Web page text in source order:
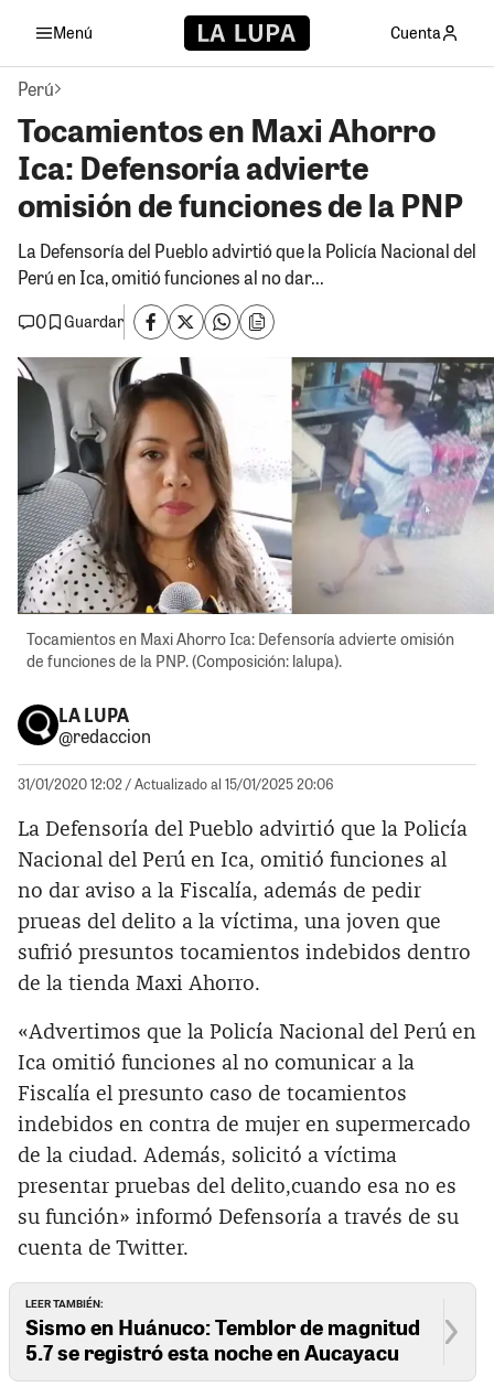
Menú Cuenta
Perú
Tocamientos en Maxi Ahorro
Ica: Defensoría advierte
omisión de funciones de la PNP
La Defensoría del Pueblo advirtió que la Policía Nacional del
Perú en Ica, omitió funciones al no dar...
0
Guardar
Tocamientos en Maxi Ahorro Ica: Defensoría advierte omisión
de funciones de la PNP. (Composición: lalupa).
LA LUPA
@redaccion
31/01/2020 12:02/ Actualizado al 15/01/2025 20:06
La Defensoría del Pueblo advirtió que la Policía
Nacional del Perú en Ica, omitió funciones al
no dar aviso a la Fiscalía, además de pedir
prueas del delito a la víctima, una joven que
sufrió presuntos tocamientos indebidos dentro
de la tienda Maxi Ahorro.
«Advertimos que la Policía Nacional del Perú en
Ica omitió funciones al no comunicar a la
Fiscalía el presunto caso de tocamientos
indebidos en contra de mujer en supermercado
de la ciudad. Además, solicitó a víctima
presentar pruebas del delito,cuando esa no es
su función» informó Defensoría a través de su
cuenta de Twitter.
LEER TAMBIÉN:
Sismo en Huánuco: Temblor de magnitud
5.7 se registró esta noche en Aucayacu